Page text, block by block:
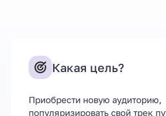
Какая цель?
Приобрести новую аудиторию,
популяризировать свой трек